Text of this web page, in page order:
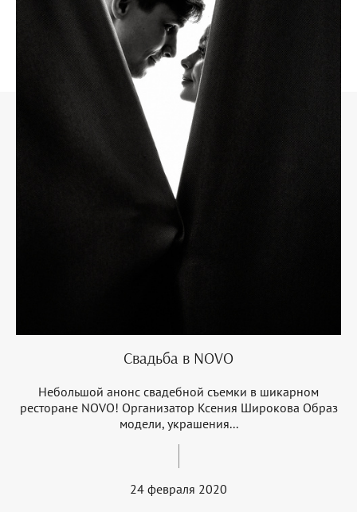
Свадьба в NOVO
Небольшой анонс свадебной съемки в шикарном
ресторане NOVO! Организатор Ксения Широкова Образ
модели, украшения...
24 февраля 2020